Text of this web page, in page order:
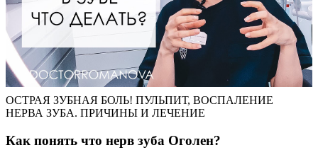
ОСТРАЯ ЗУБНАЯ БОЛЬ! ПУЛЬПИТ, ВОСПАЛЕНИЕ
НЕРВА ЗУБА. ПРИЧИНЫ И ЛЕЧЕНИЕ
Как понять что нерв зуба Оголен?